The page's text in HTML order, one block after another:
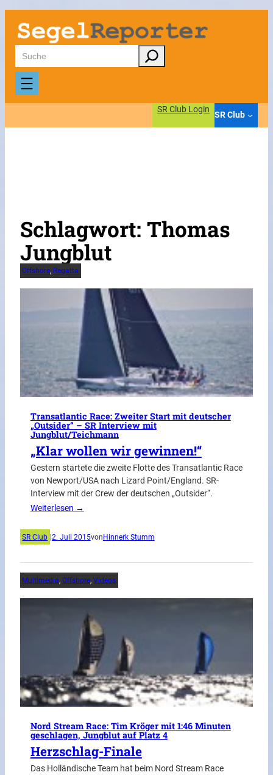
Zum
Inhalt
springen
Suchen
SR Club Login
SR Club
Schlagwort:Thomas
Jungblut
Offshore, Regatta
Transatlantic Race: Zweiter Start mit deutscher
„Outsider“ – SR Interview mit
Jungblut/Teichmann
„Klar wollen wir gewinnen!“
Gestern startete die zweite Flotte des Transatlantic Race
von Newport/USA nach Lizard Point/England. SR-
Interview mit der Crew der deutschen „Outsider“.
Weiterlesen →
SR Club |2. Juli 2015vonHinnerk Stumm
Multimedia, Offshore, Videos
Nord Stream Race: Tim Kröger mit 1:46 Minuten
geschlagen, Jungblut auf Platz 4
Herzschlag-Finale
Das Holländische Team hat beim Nord Stream Race